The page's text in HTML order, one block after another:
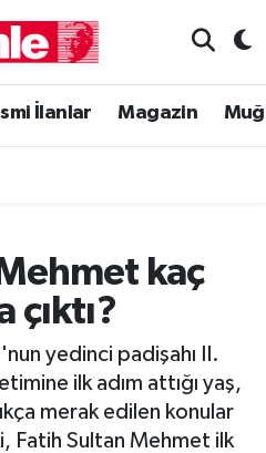
İlanlar Magazin
kaç
çıktı?
yedinci padişahı II.
ilk adım attığı yaş,
merak edilen konular
Fatih Sultan Mehmet ilk
Haritası
ve Fikstür